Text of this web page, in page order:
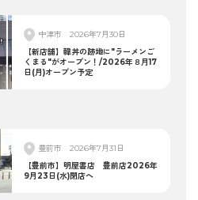
中津市
2026年7月30日
【新店舗】韓丼の跡地に"ラーメンご
くまる"がオープン！/2026年８月17
日(月)オープン予定
豊前市
2026年7月31日
【豊前市】明屋書店 豊前店2026年
9月23日(水)閉店へ